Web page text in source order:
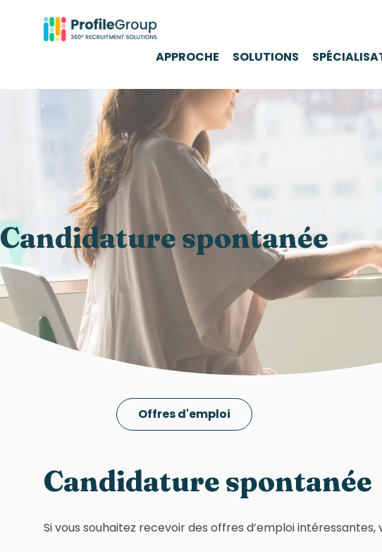
APPROCHE SOLUTIONS
Candidature spontanée
Offres d'emploi
Candidature spontanée
Si vous souhaitez recevoir des offres d’emploi